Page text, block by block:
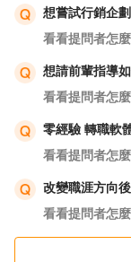
想嘗試行銷企
看看提問者怎
想請前輩指導
看看提問者怎
零經驗 轉職軟
看看提問者怎
改變職涯方向
看看提問者怎